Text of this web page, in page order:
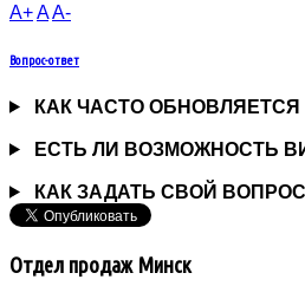
A+AA-
Вопрос-ответ
КАК ЧАСТО ОБНОВЛЯЕТСЯ
ЕСТЬ ЛИ ВОЗМОЖНОСТЬ
КАК ЗАДАТЬ СВОЙ
Отдел продаж Минск